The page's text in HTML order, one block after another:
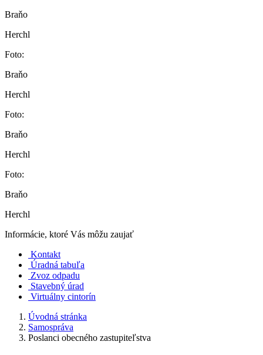
Braňo
Herchl
Foto:
Braňo
Herchl
Foto:
Braňo
Herchl
Foto:
Braňo
Herchl
Informácie, ktoré Vás môžu zaujať
Kontakt
Úradná tabuľa
Zvoz odpadu
Stavebný úrad
Virtuálny cintorín
Úvodná stránka
Samospráva
Poslanci obecného zastupiteľstva